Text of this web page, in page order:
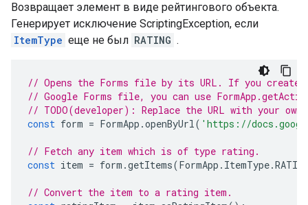
Возвращает элемент в виде рейтингового объекта.
Генерирует исключение ScriptingException, если
ItemType еще не был RATING .
// Opens the Forms file by its URL. If you
// Google Forms file, you can use
// TODO(developer): Replace the URL with your own.
const form = FormApp .openByUrl( 'https://
// Fetch any item which is of type rating.
const item = form .getItems(FormApp . ItemType.
// Convert the item to a rating item.